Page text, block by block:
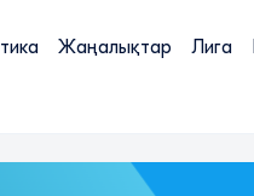
Жаңалықтар Лига